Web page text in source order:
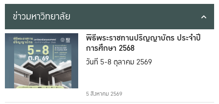
ข่าวมหาวิทยาลัย
พิธีพระราชทานปริญญาบัตร ประจำปี
การศึกษา 2568
วันที่ 5-8 ตุลาคม 2569
5 สิงหาคม 2569